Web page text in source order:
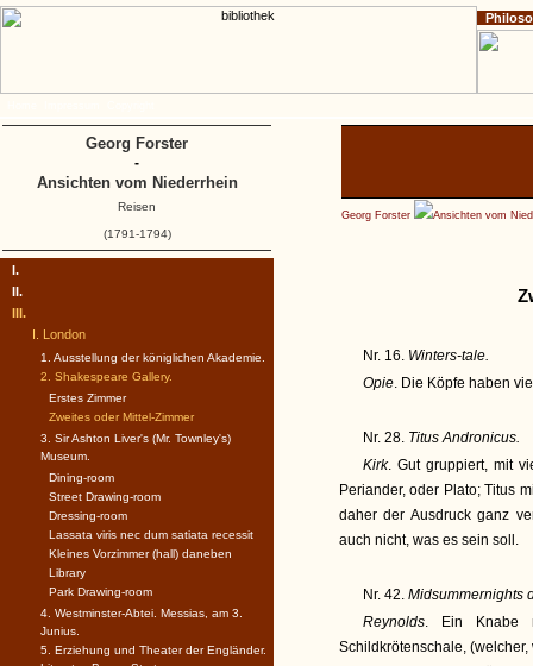
Georg Forster Ansichten vom
Nr. 16. Winters-tale.
Opie. Die Köpfe haben
Nr. 28. Titus Andronicus.
Kirk. Gut gruppiert, mit
Periander, oder Plato; Titus
daher der Ausdruck ganz
auch nicht, was es sein soll.
Nr. 42. Midsummernights
Reynolds. Ein Knabe
Schildkrötenschale,
I.
II.
III.
I. London
1. Ausstellung der königlichen Akademie.
2. Shakespeare Gallery.
Erstes Zimmer
Zweites oder Mittel-Zimmer
3. Sir Ashton Liver's (Mr. Townley's)
Museum.
Dining-room
Street Drawing-room
Dressing-room
Lassata viris nec dum satiata recessit
Kleines Vorzimmer (hall) daneben
Library
Park Drawing-room
4. Westminster-Abtei. Messias, am 3.
Junius.
5. Erziehung und Theater der Engländer.
Georg Forster
-
Ansichten vom Niederrhein
Reisen
(1791-1794)